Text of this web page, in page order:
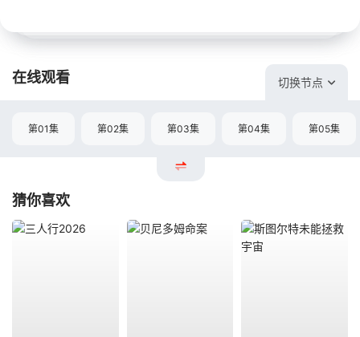
在线观看 切换节点
第01集 第02集 第03集 第04集 第05集
猜你喜欢